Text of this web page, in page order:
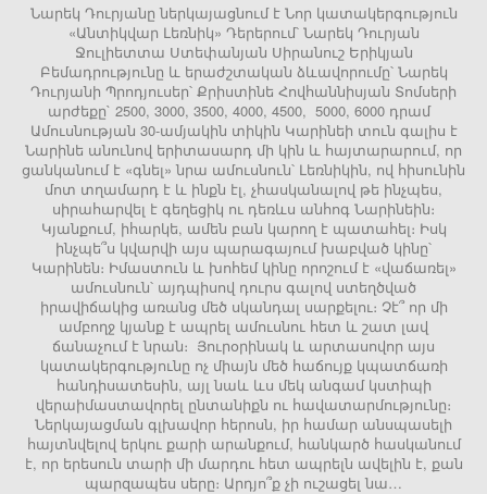
Նարեկ Դուրյանը ներկայացնում է Նոր կատակերգություն
«Անտիկվար Լեռնիկ» Դերերում՝ Նարեկ Դուրյան
Ջուլիետտա Ստեփանյան Սիրանուշ Երիկյան
Բեմադրությունը և երաժշտական ձևավորումը՝ Նարեկ
Դուրյանի Պրոդյուսեր՝ Քրիստինե Հովհաննիսյան Տոմսերի
արժեքը` 2500, 3000, 3500, 4000, 4500, 5000, 6000 դրամ
Ամուսնության 30-ամյակին տիկին Կարինեի տուն գալիս է
Նարինե անունով երիտասարդ մի կին և հայտարարում, որ
ցանկանում է «գնել» նրա ամուսնուն՝ Լեռնիկին, ով հիսունին
մոտ տղամարդ է և ինքն էլ, չհասկանալով թե ինչպես,
սիրահարվել է գեղեցիկ ու դեռևս անհոգ Նարինեին։
Կյանքում, իհարկե, ամեն բան կարող է պատահել։ Իսկ
ինչպե՞ս կվարվի այս պարագայում խաբված կինը՝
Կարինեն։ Իմաստուն և խոհեմ կինը որոշում է «վաճառել»
ամուսնուն՝ այդպիսով դուրս գալով ստեղծված
իրավիճակից առանց մեծ սկանդալ սարքելու։ Չէ՞ որ մի
ամբողջ կյանք է ապրել ամուսնու հետ և շատ լավ
ճանաչում է նրան։ Յուրօրինակ և արտասովոր այս
կատակերգությունը ոչ միայն մեծ հաճույք կպատճառի
հանդիսատեսին, այլ նաև ևս մեկ անգամ կստիպի
վերաիմաստավորել ընտանիքն ու հավատարմությունը։
Ներկայացման գլխավոր հերոսն, իր համար անսպասելի
հայտնվելով երկու քարի արանքում, հանկարծ հասկանում
է, որ երեսուն տարի մի մարդու հետ ապրելն ավելին է, քան
պարզապես սերը։ Արդյո՞ք չի ուշացել նա…